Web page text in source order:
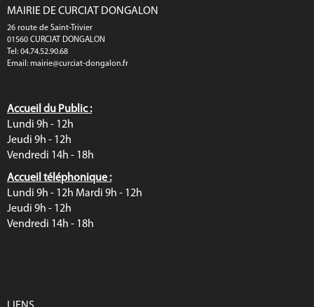
MAIRIE DE CURCIAT DONGALON
26 route de Saint-Trivier
01560 CURCIAT DONGALON
Tel: 04.74.52.90.68
Email: mairie@curciat-dongalon.fr
Accueil du Public :
Lundi 9h - 12h
Jeudi 9h - 12h
Vendredi 14h - 18h
Accueil téléphonique :
Lundi 9h - 12h Mardi 9h - 12h
Jeudi 9h - 12h
Vendredi 14h - 18h